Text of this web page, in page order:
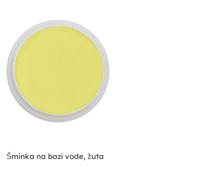
Šminka na bazi vode, žuta